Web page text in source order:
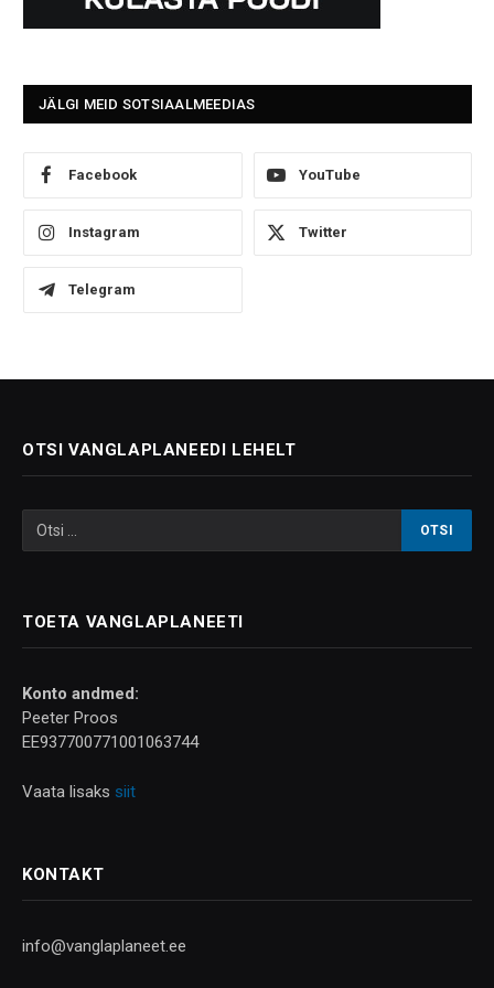
JÄLGI MEID SOTSIAALMEEDIAS
Facebook YouTube
Instagram Twitter
Telegram
OTSI VANGLAPLANEEDI LEHELT
TOETA VANGLAPLANEETI
Konto andmed:
Peeter Proos
EE937700771001063744
Vaata lisaks siit
KONTAKT
info@vanglaplaneet.ee